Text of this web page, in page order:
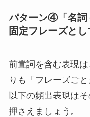
パターン④「名詞
固定フレーズと
前置詞を含む表現
りも「フレーズご
以下の頻出表現は
押さえましょう。